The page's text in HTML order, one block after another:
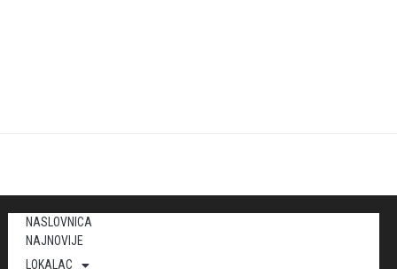
NASLOVNICA
NAJNOVIJE
LOKALAC